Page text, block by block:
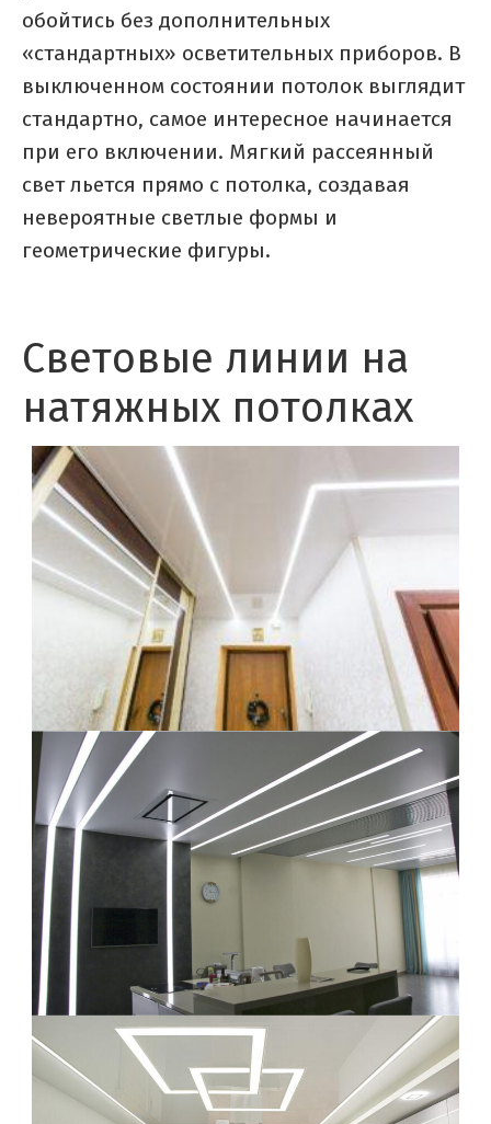
обойтись без дополнительных
«стандартных» осветительных приборов. В
выключенном состоянии потолок выглядит
стандартно, самое интересное начинается
при его включении. Мягкий рассеянный
свет льется прямо с потолка, создавая
невероятные светлые формы и
геометрические фигуры.
Световые линии на
натяжных потолках